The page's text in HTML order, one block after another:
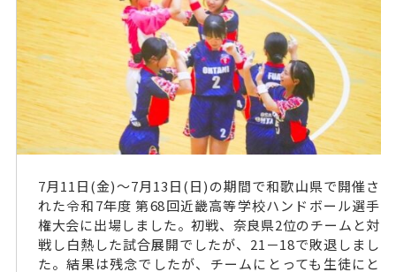
7月11日(金)～7月13日(日)の期間で和歌山県で開催さ
れた令和7年度第68回近畿高等学校ハンドボール選手
権大会に出場しました。初戦、奈良県2位のチームと対
戦し白熱した試合展開でしたが、21－18で敗退しまし
た。結果は残念でしたが、チームにとっても生徒にと